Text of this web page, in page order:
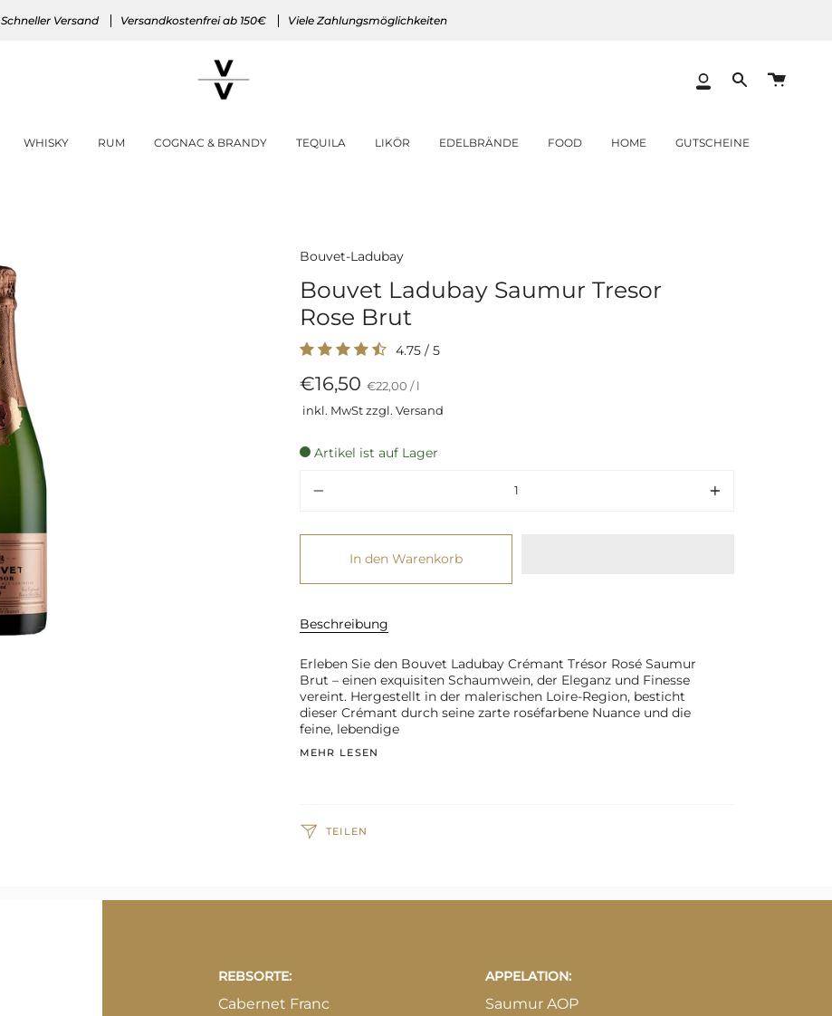
Schneller Versand Versandkostenfrei ab 150€ Viele Zahlungsmöglichkeiten
Mein
Translation
WHISKY RUM COGNAC & BRANDY TEQUILA LIKÖR EDELBRÄNDE FOOD HOME GUTSCHEINE
Bouvet-Ladubay
Bouvet Ladubay Saumur Tresor
Rose Brut
4.75/ 5
€16,50 Preis
Einheit
€22,00 /per
l
inkl. MwSt zzgl. Versand
Artikel ist auf Lager
In den Warenkorb
Beschreibung
Erleben Sie den Bouvet Ladubay Crémant Trésor Rosé Saumur
Brut – einen exquisiten Schaumwein, der Eleganz und Finesse
vereint. Hergestellt in der malerischen Loire-Region, besticht
dieser Crémant durch seine zarte roséfarbene Nuance und die
feine, lebendige
MEHR LESEN
TEILEN
REBSORTE:
Cabernet Franc
APPELATION:
Saumur AOP